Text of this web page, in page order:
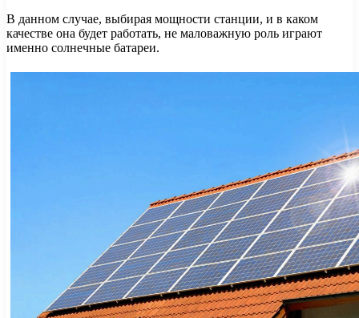
В данном случае, выбирая мощности станции, и в каком
качестве она будет работать, не маловажную роль играют
именно солнечные батареи.